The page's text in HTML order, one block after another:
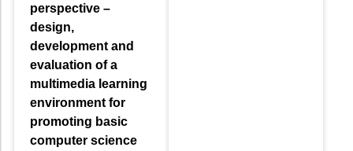
perspective –
design,
development and
evaluation of a
multimedia learning
environment for
promoting basic
computer science